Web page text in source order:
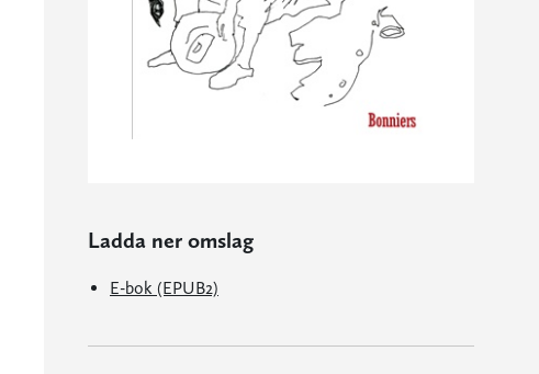
Ladda ner omslag
E-bok (EPUB2)